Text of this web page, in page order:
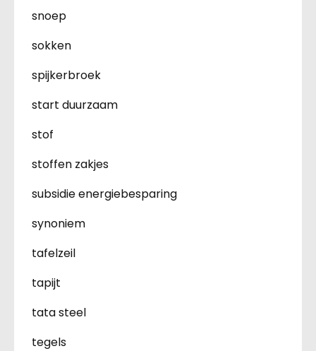
snoep
sokken
spijkerbroek
start duurzaam
stof
stoffen zakjes
subsidie energiebesparing
synoniem
tafelzeil
tapijt
tata steel
tegels